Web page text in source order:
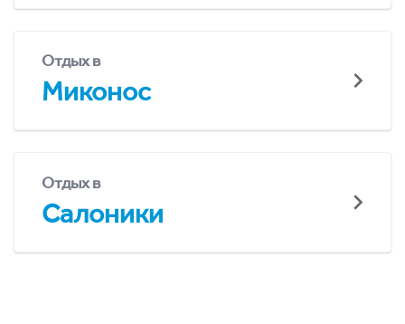
Отдых в
Миконос
Отдых в
Салоники